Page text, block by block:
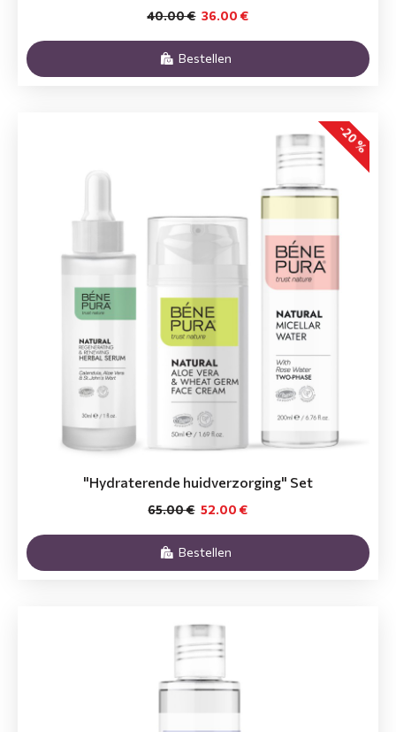
36.00 €
40.00 €
Bestellen
-20 %
"Hydraterende huidverzorging" Set
52.00 €
65.00 €
Bestellen